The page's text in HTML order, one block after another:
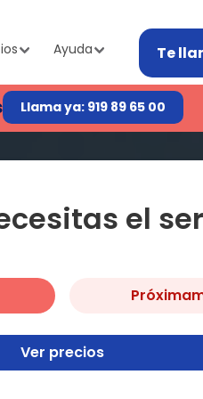
Ayuda Te
Llama ya: 919 89 65 00
el
Ver precios